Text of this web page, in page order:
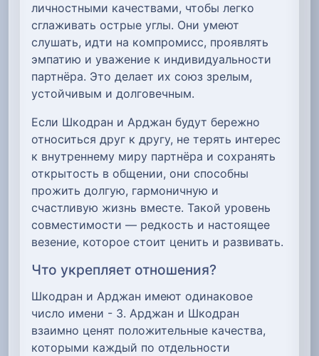
личностными качествами, чтобы легко
сглаживать острые углы. Они умеют
слушать, идти на компромисс, проявлять
эмпатию и уважение к индивидуальности
партнёра. Это делает их союз зрелым,
устойчивым и долговечным.
Если Шкодран и Арджан будут бережно
относиться друг к другу, не терять интерес
к внутреннему миру партнёра и сохранять
открытость в общении, они способны
прожить долгую, гармоничную и
счастливую жизнь вместе. Такой уровень
совместимости — редкость и настоящее
везение, которое стоит ценить и развивать.
Что укрепляет отношения?
Шкодран и Арджан имеют одинаковое
число имени - 3. Арджан и Шкодран
взаимно ценят положительные качества,
которыми каждый по отдельности